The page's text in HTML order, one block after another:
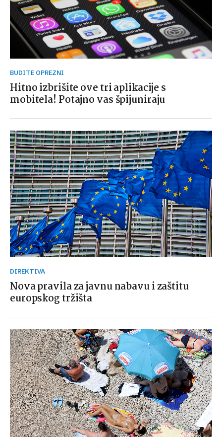
BUDITE OPREZNI
Hitno izbrišite ove tri aplikacije s
mobitela! Potajno vas špijuniraju
DIREKTIVA
Nova pravila za javnu nabavu i zaštitu
europskog tržišta